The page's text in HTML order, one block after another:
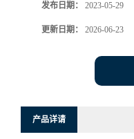
发布日期： 2023-05-29
更新日期： 2026-06-23
产品详请